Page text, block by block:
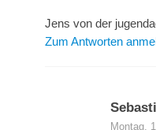
Jens von der
Zum Antworten
Montag,